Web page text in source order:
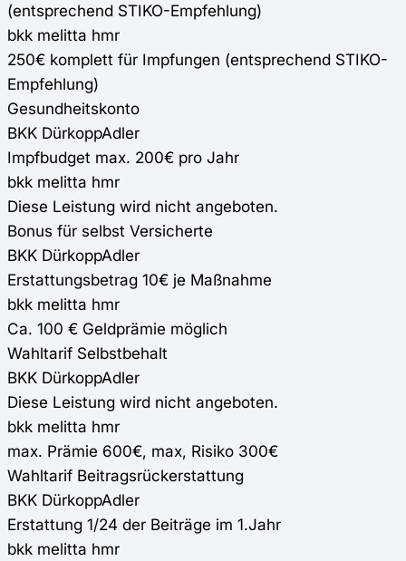
(entsprechend STIKO-Empfehlung)
bkk melitta hmr
250€ komplett für Impfungen (entsprechend STIKO-
Empfehlung)
Gesundheitskonto
BKK DürkoppAdler
Impfbudget max. 200€ pro Jahr
bkk melitta hmr
Diese Leistung wird nicht angeboten.
Bonus für selbst Versicherte
BKK DürkoppAdler
Erstattungsbetrag 10€ je Maßnahme
bkk melitta hmr
Ca. 100 € Geldprämie möglich
Wahltarif Selbstbehalt
BKK DürkoppAdler
Diese Leistung wird nicht angeboten.
bkk melitta hmr
max. Prämie 600€, max, Risiko 300€
Wahltarif Beitragsrückerstattung
BKK DürkoppAdler
Erstattung 1/24 der Beiträge im 1.Jahr
bkk melitta hmr